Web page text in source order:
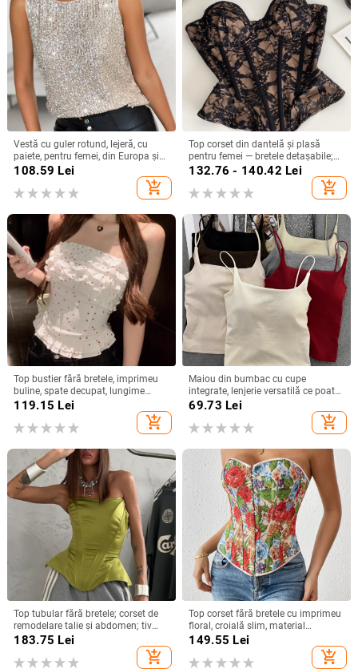
Vestă cu guler rotund, lejeră, cu
paiete, pentru femei, din Europa și
America, Amazon Ebay, 2025, în
stoc, pentru naveta transfrontalieră
108.59 Lei
add_shopping_cart
Top corset din dantelă și plasă
pentru femei — bretele detașabile;
versiune în formă A; primăvara
2025; pentru femei adulte; stil
elegant pentru mers la muncă
132.76 - 140.42 Lei
add_shopping_cart
Top bustier fără bretele, imprimeu
buline, spate decupat, lungime
scurtă, poliester
119.15 Lei
add_shopping_cart
Maiou din bumbac cu cupe
integrate, lenjerie versatilă ce poate
fi purtată ca îmbrăcăminte de
69.73 Lei
add_shopping_cart
Top tubular fără bretele; corset de
remodelare talie și abdomen; tiv
curbat; material satinat, poliester
70–80% și spandex sub 30%;
microelasticitate
183.75 Lei
add_shopping_cart
Top corset fără bretele cu imprimeu
floral, croială slim, material
poliester, spandex <30%
149.55 Lei
add_shopping_cart